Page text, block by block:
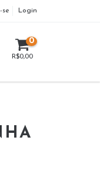
se Login
0
R$0,00